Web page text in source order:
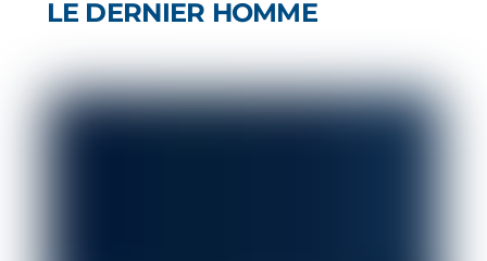
LE DERNIER HOMME